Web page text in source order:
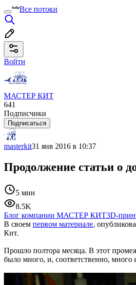
Все потоки
Войти
МАСТЕР КИТ
641
Подписчики
Подписаться
masterkit31 янв 2016 в 10:37
Продолжение статьи о
5 мин
8.5K
Блог компании МАСТЕР КИТ3D-
В своем первом материале,
Кит.
Прошло полтора месяца. В этот
было много, и, соответственно, много